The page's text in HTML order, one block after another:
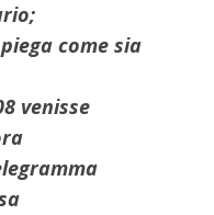
come sia
venisse